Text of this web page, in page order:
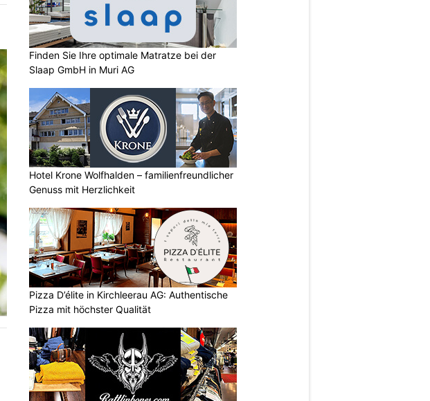
Finden Sie Ihre optimale Matratze bei der
Slaap GmbH in Muri AG
Hotel Krone Wolfhalden – familienfreundlicher
Genuss mit Herzlichkeit
Pizza D’élite in Kirchleerau AG: Authentische
Pizza mit höchster Qualität